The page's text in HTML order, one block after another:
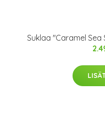
Suklaa "Caramel Sea